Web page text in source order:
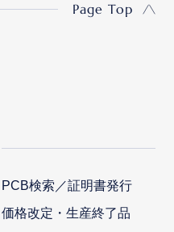
Page Top
PCB検索／証明書発行
価格改定・生産終了品